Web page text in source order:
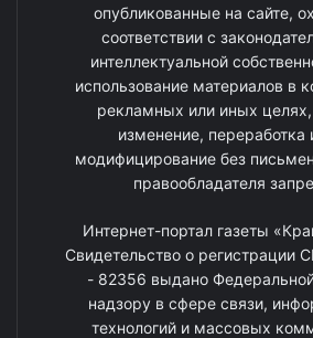
опубликованные на сайте,
соответствии с
интеллектуальной
использование материалов в
рекламных или иных
изменение, переработка
модифицирование без
правообладателя
Интернет-портал газеты
Свидетельство о
- 82356 выдано
надзору в сфере связи,
технологий и массовых